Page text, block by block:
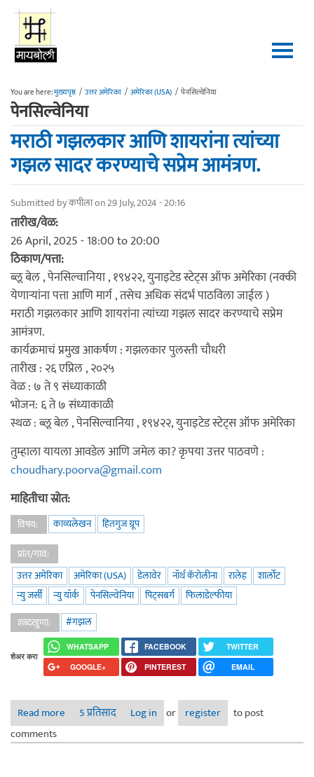
Skip to main content
You are here:मुख्यपृष्ठ / उत्तर अमेरिका / अमेरिका (USA) / पेनसिल्वेनिया
पेनसिल्वेनिया
मराठी गझलकार आणि शायरांना त्यांच्या
गझल सादर करण्याचे सप्रेम आमंत्रण.
Submitted byकपीलाon 29 July, 2024 - 20:16
तारीख/वेळ:
26 April, 2025 -18:00to20:00
ठिकाण/पत्ता:
ब्लू बेल , पेनसिल्वानिया , १९४२२, युनाइटेड स्टेट्स ऑफ अमेरिका (नक्की
येणाऱ्यांना पत्ता आणि मार्ग , तसेच अधिक संदर्भ पाठविला जाईल )
मराठी गझलकार आणि शायरांना त्यांच्या गझल सादर करण्याचे सप्रेम
आमंत्रण.
कार्यक्रमाचं प्रमुख आकर्षण : गझलकार पुलस्ती चौधरी
तारीख : २६ एप्रिल , २०२५
वेळ : ७ ते ९ संध्याकाळी
भोजन: ६ ते ७ संध्याकाळी
स्थळ : ब्लू बेल , पेनसिल्वानिया , १९४२२, युनाइटेड स्टेट्स ऑफ अमेरिका
तुम्हाला यायला आवडेल आणि जमेल का? कृपया उत्तर पाठवणे :
choudhary.poorva@gmail.com
माहितीचा स्रोत:
विषय: काव्यलेखन
हितगुज ग्रूप
प्रांत/गाव:
उत्तर अमेरिका
अमेरिका (USA) डेलावेर नॉर्थ कॅरोलीना रालेह
शार्लोट
न्यु जर्सी
न्यु यॉर्क पेनसिल्वेनिया पिट्सबर्ग
फिलाडेल्फीया
शब्दखुणा:
#गझल
शेअर करा
WHATSAPP FACEBOOK
TWITTER
GOOGLE+
PINTEREST EMAIL
Read more
about मराठी गझलकार आणि शायरांना त्यांच्या गझल सादर
करण्याचे सप्रेम आमंत्रण.
5 प्रतिसाद Log in or register
to post
comments